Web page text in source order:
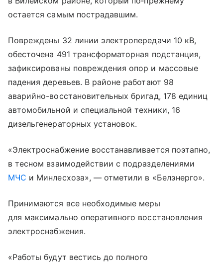
остается самым пострадавшим.
Повреждены 32 линии электропередачи 10 кВ,
обесточена 491 трансформаторная подстанция,
зафиксированы повреждения опор и массовые
падения деревьев. В районе работают 98
аварийно-восстановительных бригад, 178 единиц
автомобильной и специальной техники, 16
дизельгенераторных установок.
«Электроснабжение восстанавливается поэтапно,
в тесном взаимодействии с подразделениями
МЧС и Минлесхоза», — отметили в «Белэнерго».
Принимаются все необходимые меры
для максимально оперативного восстановления
электроснабжения.
«Работы будут вестись до полного